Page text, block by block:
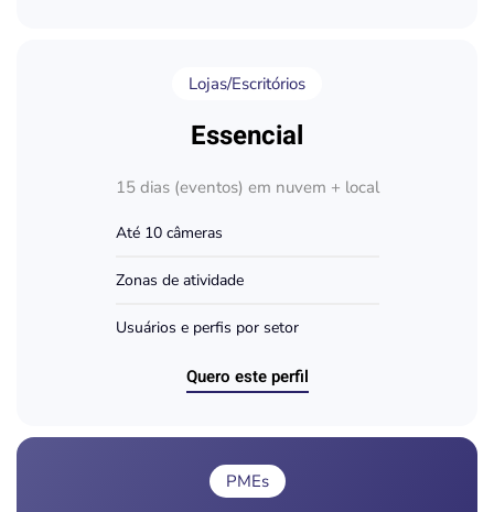
Lojas/Escritórios
Essencial
15 dias (eventos) em nuvem + local
Até 10 câmeras
Zonas de atividade
Usuários e perfis por setor
Quero este perfil
PMEs